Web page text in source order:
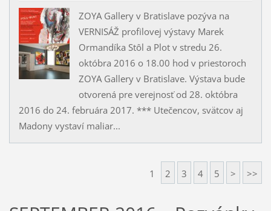
ZOYA Gallery v Bratislave pozýva na
VERNISÁŽ profilovej výstavy Marek
Ormandíka Stôl a Plot v stredu 26.
októbra 2016 o 18.00 hod v priestoroch
ZOYA Gallery v Bratislave. Výstava bude
otvorená pre verejnosť od 28. októbra
2016 do 24. februára 2017. *** Utečencov, svätcov aj
Madony vystaví maliar...
1 2 3 4 5 > >>